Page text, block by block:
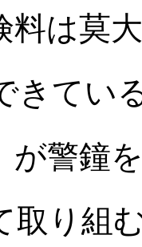
料は莫
きてい
が警鐘
取り組